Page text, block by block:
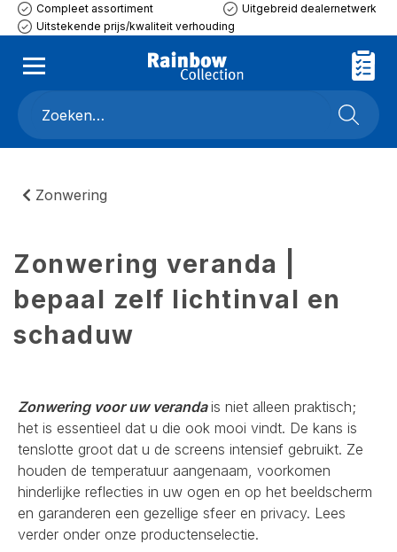
Compleet assortiment
Uitgebreid dealernetwerk
Uitstekende prijs/kwaliteit verhouding
Zonwering
Zonwering veranda |
bepaal zelf lichtinval en
schaduw
Zonwering voor uw verandais niet alleen praktisch;
het is essentieel dat u die ook mooi vindt. De kans is
tenslotte groot dat u de screens intensief gebruikt. Ze
houden de temperatuur aangenaam, voorkomen
hinderlijke reflecties in uw ogen en op het beeldscherm
en garanderen een gezellige sfeer en privacy. Lees
verder onder onze productenselectie.